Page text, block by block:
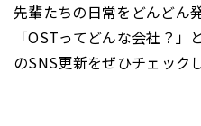
先輩たちの日常をどんどん
「OSTってどんな会社？
のSNS更新をぜひチェック